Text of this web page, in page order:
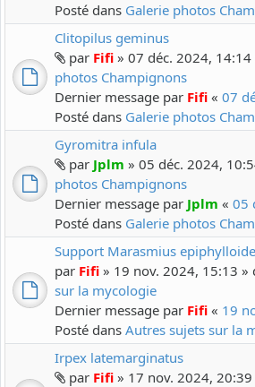
Posté dans Galerie photos
Clitopilus geminus
par Fifi » 07 déc. 2024, 14:14
photos Champignons
Dernier message par Fifi « 07
Posté dans Galerie photos
Gyromitra infula
par Jplm » 05 déc. 2024,
photos Champignons
Dernier message par Jplm « 05
Posté dans Galerie photos
Support Marasmius
par Fifi » 19 nov. 2024, 15:13 »
sur la mycologie
Dernier message par Fifi « 19
Posté dans Autres sujets sur la
Irpex latemarginatus
par Fifi » 17 nov. 2024, 20:39